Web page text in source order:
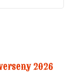
2026